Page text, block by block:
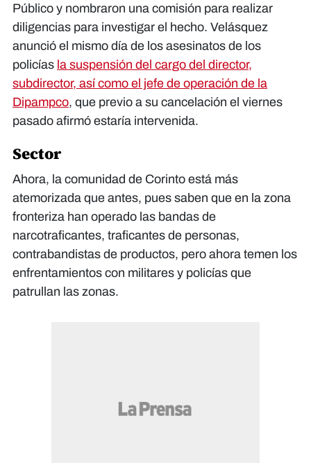
Público y nombraron una comisión para realizar
diligencias para investigar el hecho. Velásquez
anunció el mismo día de los asesinatos de los
policías la suspensión del cargo del director,
subdirector, así como el jefe de operación de la
Dipampco, que previo a su cancelación el viernes
pasado afirmó estaría intervenida.
Sector
Ahora, la comunidad de Corinto está más
atemorizada que antes, pues saben que en la zona
fronteriza han operado las bandas de
narcotraficantes, traficantes de personas,
contrabandistas de productos, pero ahora temen los
enfrentamientos con militares y policías que
patrullan las zonas.